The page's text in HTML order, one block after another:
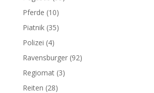
Pferde (10)
Piatnik(35)
Polizei (4)
Ravensburger(92)
Regiomat(3)
Reiten (28)